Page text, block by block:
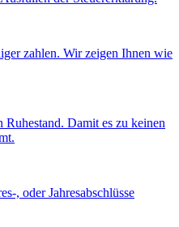
zahlen. Wir zeigen Ihnen wie
Damit es zu keinen
, oder Jahresabschlüsse